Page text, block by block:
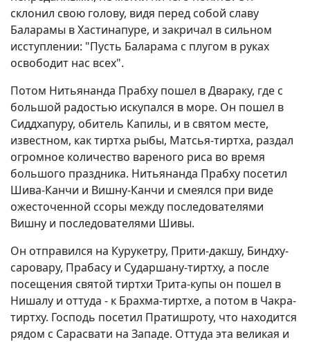
склонил свою голову, видя перед собой славу
Баларамы в Хастинапуре, и закричал в сильном
исступлении: "Пусть Баларама с плугом в руках
освободит нас всех".
Потом Нитьянанда Прабху пошел в Двараку, где с
большой радостью искупался в море. Он пошел в
Сиддхапуру, обитель Капилы, и в святом месте,
известном, как тиртха рыбы, Матсья-тиртха, раздал
огромное количество вареного риса во время
большого праздника. Нитьянанда Прабху посетил
Шива-Канчи и Вишну-Канчи и смеялся при виде
ожесточенной ссоры между последователями
Вишну и последователями Шивы.
Он отправился на Курукетру, Прити-дакшу, Биндху-
саровару, Прабасу и Сударшану-тиртху, а после
посещения святой тиртхи Трита-купы он пошел в
Нишалу и оттуда - к Брахма-тиртхе, а потом в Чакра-
тиртху. Господь посетил Пратишроту, что находится
рядом с Сарасвати на Западе. Оттуда эта великая и